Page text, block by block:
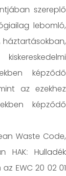
szereplő
lebomló,
háztartásokban,
képződő
az ezekhez
képződő
Waste Code,
HAK: Hulladék
EWC 20 02 01